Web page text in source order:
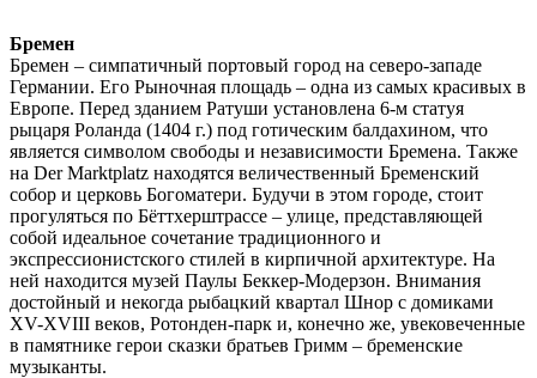
Бремен
Бремен – симпатичный портовый город на северо-западе
Германии. Его Рыночная площадь – одна из самых красивых в
Европе. Перед зданием Ратуши установлена 6-м статуя
рыцаря Роланда (1404 г.) под готическим балдахином, что
является символом свободы и независимости Бремена. Также
на Der Marktplatz находятся величественный Бременский
собор и церковь Богоматери. Будучи в этом городе, стоит
прогуляться по Бёттхерштрассе – улице, представляющей
собой идеальное сочетание традиционного и
экспрессионистского стилей в кирпичной архитектуре. На
ней находится музей Паулы Беккер-Модерзон. Внимания
достойный и некогда рыбацкий квартал Шнор с домиками
XV-XVIII веков, Ротонден-парк и, конечно же, увековеченные
в памятнике герои сказки братьев Гримм – бременские
музыканты.